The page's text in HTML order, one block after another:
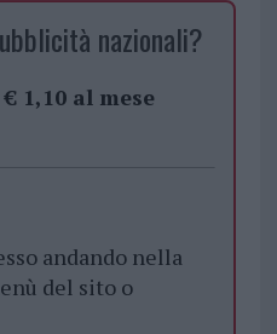
nazionali?
1,10 al mese
andando nella
del sito o